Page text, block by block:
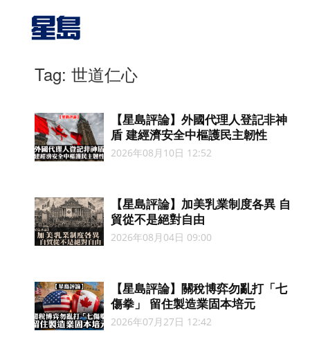
Tag: 世道仁心
【星島評論】外國代理人登記非神
盾 建經濟安全中樞護民主韌性
2026年08月10日 12:52
【星島評論】加美乳業制度各異 自
貿從不是絕對自由
2026年08月04日 09:00
【星島評論】關稅博弈勿亂打「七
傷拳」 留住製造業固本培元
2026年07月27日 12:42